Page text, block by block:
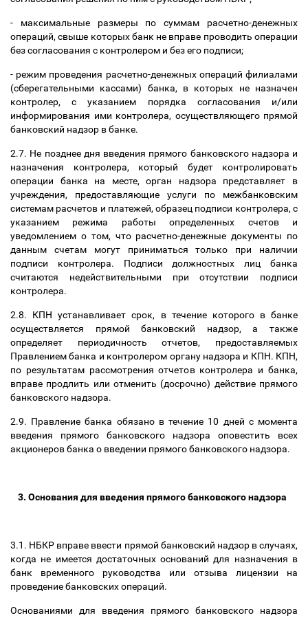
- максимальные размеры по суммам расчетно-денежных
операций, свыше которых банк не вправе проводить операции
без согласования с контролером и без его подписи;
- режим проведения расчетно-денежных операций филиалами
(сберегательными кассами) банка, в которых не назначен
контролер, с указанием порядка согласования и/или
информирования ими контролера, осуществляющего прямой
банковский надзор в банке.
2.7. Не позднее дня введения прямого банковского надзора и
назначения контролера, который будет контролировать
операции банка на месте, орган надзора представляет в
учреждения, предоставляющие услуги по межбанковским
системам расчетов и платежей, образец подписи контролера, с
указанием режима работы определенных счетов и
уведомлением о том, что расчетно-денежные документы по
данным счетам могут приниматься только при наличии
подписи контролера. Подписи должностных лиц банка
считаются недействительными при отсутствии подписи
контролера.
2.8. КПН устанавливает срок, в течение которого в банке
осуществляется прямой банковский надзор, а также
определяет периодичность отчетов, предоставляемых
Правлением банка и контролером органу надзора и КПН. КПН,
по результатам рассмотрения отчетов контролера и банка,
вправе продлить или отменить (досрочно) действие прямого
банковского надзора.
2.9. Правление банка обязано в течение 10 дней с момента
введения прямого банковского надзора оповестить всех
акционеров банка о введении прямого банковского надзора.
3. Основания для введения прямого банковского надзора
3.1. НБКР вправе ввести прямой банковский надзор в случаях,
когда не имеется достаточных оснований для назначения в
банк временного руководства или отзыва лицензии на
проведение банковских операций.
Основаниями для введения прямого банковского надзора